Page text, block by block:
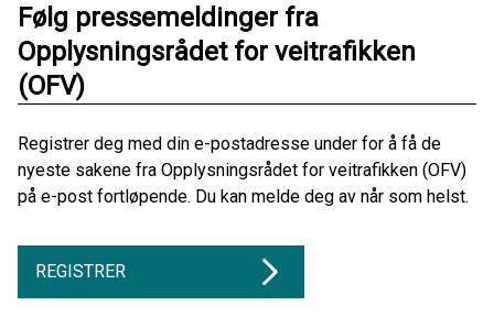
Følg pressemeldinger fra
Opplysningsrådet for veitrafikken
(OFV)
Registrer deg med din e-postadresse under for å få de
nyeste sakene fra Opplysningsrådet for veitrafikken (OFV)
på e-post fortløpende. Du kan melde deg av når som helst.
REGISTRER